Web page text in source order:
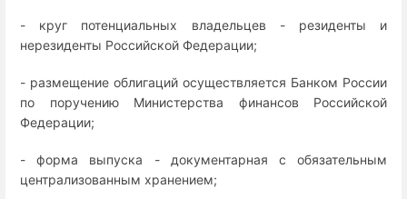
- круг потенциальных владельцев - резиденты и
нерезиденты Российской Федерации;
- размещение облигаций осуществляется Банком России
по поручению Министерства финансов Российской
Федерации;
- форма выпуска - документарная с обязательным
централизованным хранением;